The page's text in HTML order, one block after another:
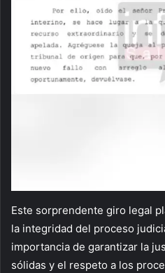
Este sorprendente giro legal
la integridad del proceso
importancia de garantizar la
sólidas y el respeto a los